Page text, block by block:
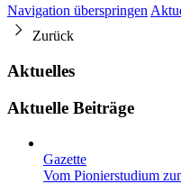
Navigation überspringen
Zurück
Aktuelles
Aktuelle Beiträge
Gazette
Vom Pionierstudium